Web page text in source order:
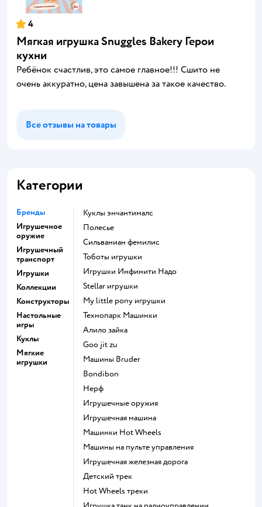
4
Мягкая игрушка Snuggles Bakery Герои
кухни
Ребёнок счастлив, это самое главное!!! Сшито не
очень аккуратно, цена завышена за такое качество.
Все отзывы на товары
Категории
Бренды
Игрушечное
оружие
Игрушечный
транспорт
Игрушки
Коллекции
Конструкторы
Настольные
игры
Куклы
Мягкие
игрушки
Куклы энчантималс
Полесье
Сильваниан фемилис
Тоботы игрушки
Игрушки Инфинити Надо
Stellar игрушки
my little pony игрушки
Технопарк Машинки
Алило зайка
Goo jit zu
Машины Bruder
Bondibon
Нерф
Игрушечные оружия
Игрушечная машина
Машинки Hot Wheels
Машины на пульте управления
Игрушечная железная дорога
Детский трек
Hot Wheels треки